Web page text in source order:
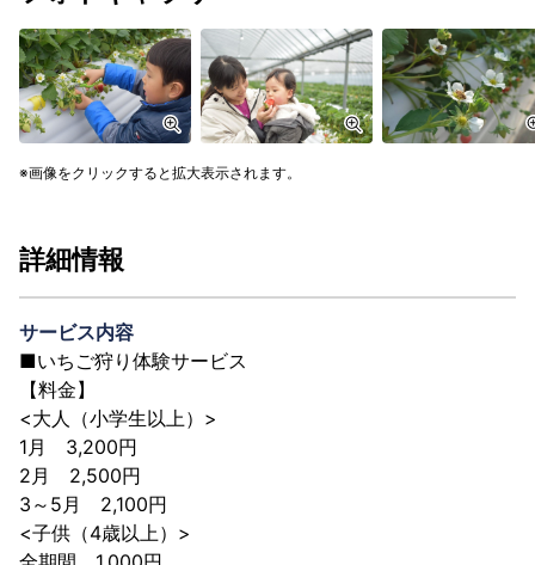
画像をクリックすると拡大表示されます。
詳細情報
サービス内容
■いちご狩り体験サービス
【料金】
<大人（小学生以上）>
1月 3,200円
2月 2,500円
3～5月 2,100円
<子供（4歳以上）>